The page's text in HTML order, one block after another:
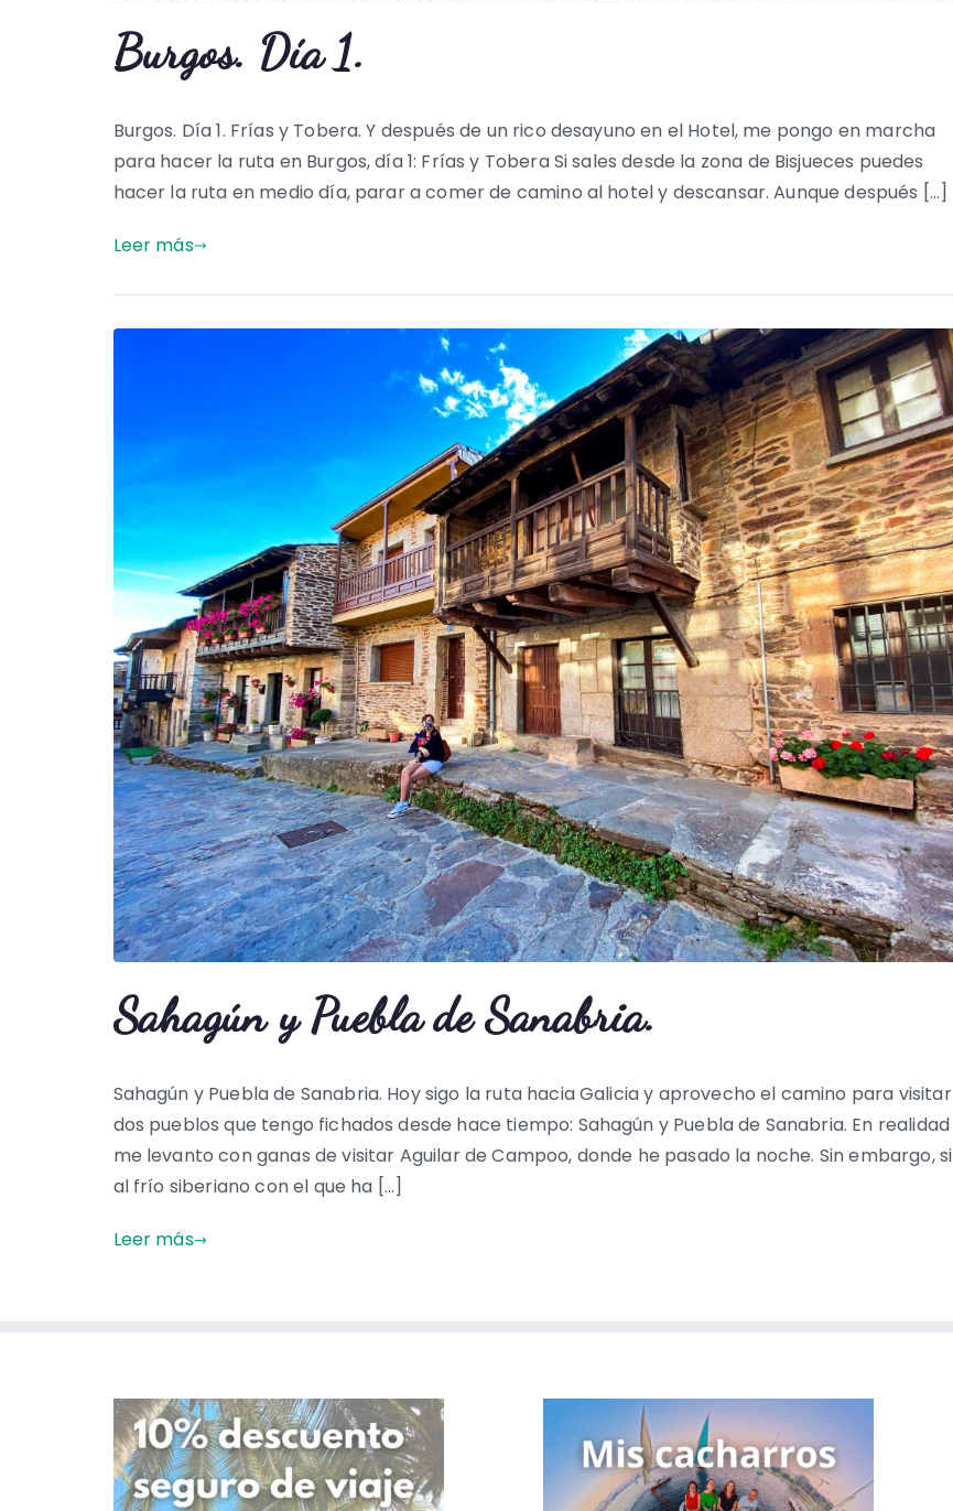
Burgos. Día 1.
Burgos. Día 1. Frías y Tobera. Y después de un rico desayuno en el Hotel, me pongo en marcha
para hacer la ruta en Burgos, día 1: Frías y Tobera Si sales desde la zona de Bisjueces puedes
hacer la ruta en medio día, parar a comer de camino al hotel y descansar. Aunque después […]
Leer más
Sahagún y Puebla de Sanabria.
Sahagún y Puebla de Sanabria. Hoy sigo la ruta hacia Galicia y aprovecho el camino para visitar
dos pueblos que tengo fichados desde hace tiempo: Sahagún y Puebla de Sanabria. En realidad
me levanto con ganas de visitar Aguilar de Campoo, donde he pasado la noche. Sin embargo, si
al frío siberiano con el que ha […]
Leer más